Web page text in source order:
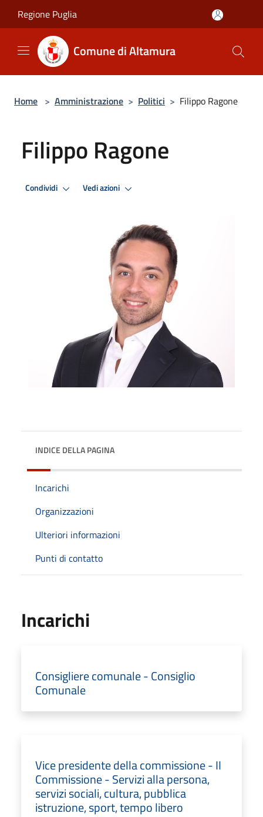
Regione Puglia
Comune di Altamura
Home > Amministrazione > Politici > Filippo Ragone
Filippo Ragone
Condividi Vedi azioni
INDICE DELLA PAGINA
Incarichi
Organizzazioni
Ulteriori informazioni
Punti di contatto
Incarichi
Consigliere comunale - Consiglio
Comunale
Vice presidente della commissione - II
Commissione - Servizi alla persona,
servizi sociali, cultura, pubblica
istruzione, sport, tempo libero